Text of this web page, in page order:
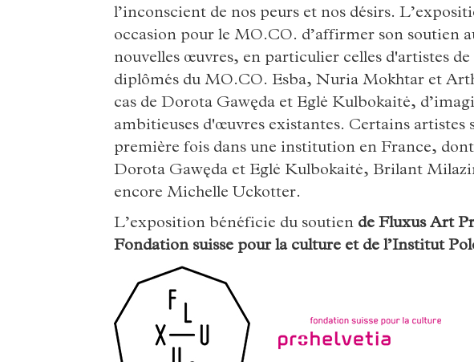
l’inconscient de nos peurs et nos désirs.
occasion pour le MO.CO. d’affirmer son soutien
nouvelles œuvres, en particulier celles d'artistes
diplômés du MO.CO. Esba, Nuria Mokhtar et
cas de Dorota Gawęda et Eglė Kulbokaitė,
ambitieuses d'œuvres existantes. Certains artistes
première fois dans une institution en France,
Dorota Gawęda et Eglė Kulbokaitė, Brilant
encore Michelle Uckotter.
L’exposition bénéficie du soutien de Fluxus Art
Fondation suisse pour la culture et de l’Institut